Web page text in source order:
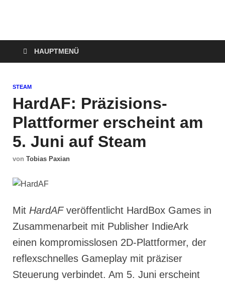
Technoloki: Gaming
und Entertainment
News
Blockbuster, Indie-Perlen und Retro-Klassiker.
HAUPTMENÜ
STEAM
HardAF: Präzisions-
Plattformer erscheint am
5. Juni auf Steam
von Tobias Paxian
Mit HardAFveröffentlicht HardBox Games in
Zusammenarbeit mit Publisher IndieArk
einen kompromisslosen 2D-Plattformer, der
reflexschnelles Gameplay mit präziser
Steuerung verbindet. Am 5. Juni erscheint